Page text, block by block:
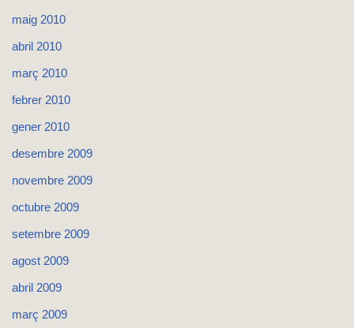
maig 2010
abril 2010
març 2010
febrer 2010
gener 2010
desembre 2009
novembre 2009
octubre 2009
setembre 2009
agost 2009
abril 2009
març 2009